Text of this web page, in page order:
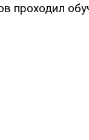
проходил